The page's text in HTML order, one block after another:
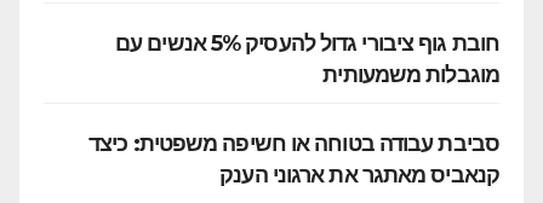
חובת גוף ציבורי גדול להעסיק 5% אנשים עם
מוגבלות משמעותית
סביבת עבודה בטוחה או חשיפה משפטית: כיצד
קנאביס מאתגר את ארגוני הענק